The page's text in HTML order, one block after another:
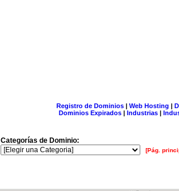
Registro de Dominios| Web Hosting |
Dominios Expirados | Industrias |
Categorías de Dominio:
[Pág.